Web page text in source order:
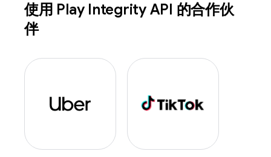
使用 Play Integrity API 的合作伙
伴